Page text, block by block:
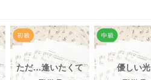
ただ…逢いたくて
優しい光